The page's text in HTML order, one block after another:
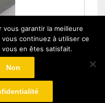
E2308000070
garantir la meilleure
continuez à utiliser ce
en êtes satisfait.
Non